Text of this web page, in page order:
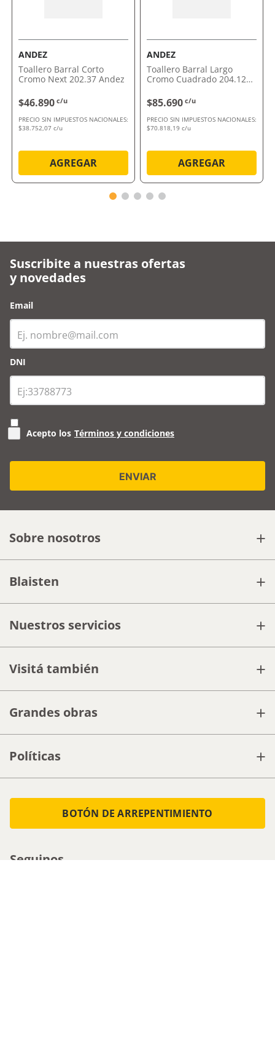
ANDEZ
Toallero Barral Corto
Cromo Next 202.37 Andez
$46.890 c/u
PRECIO SIN IMPUESTOS NACIONALES:
$38.752,07 c/u
AGREGAR
ANDEZ
Toallero Barral Largo
Cromo Cuadrado 204.12
$85.690 c/u
PRECIO SIN IMPUESTOS NACIONALES:
$70.818,19 c/u
AGREGAR
Suscribite a nuestras ofertas
y novedades
Email
DNI
Acepto los Términos y condiciones
Sobre nosotros +
Blaisten +
Nuestros servicios +
Visitá también +
Grandes obras +
Políticas +
BOTÓN DE ARREPENTIMIENTO
Seguinos